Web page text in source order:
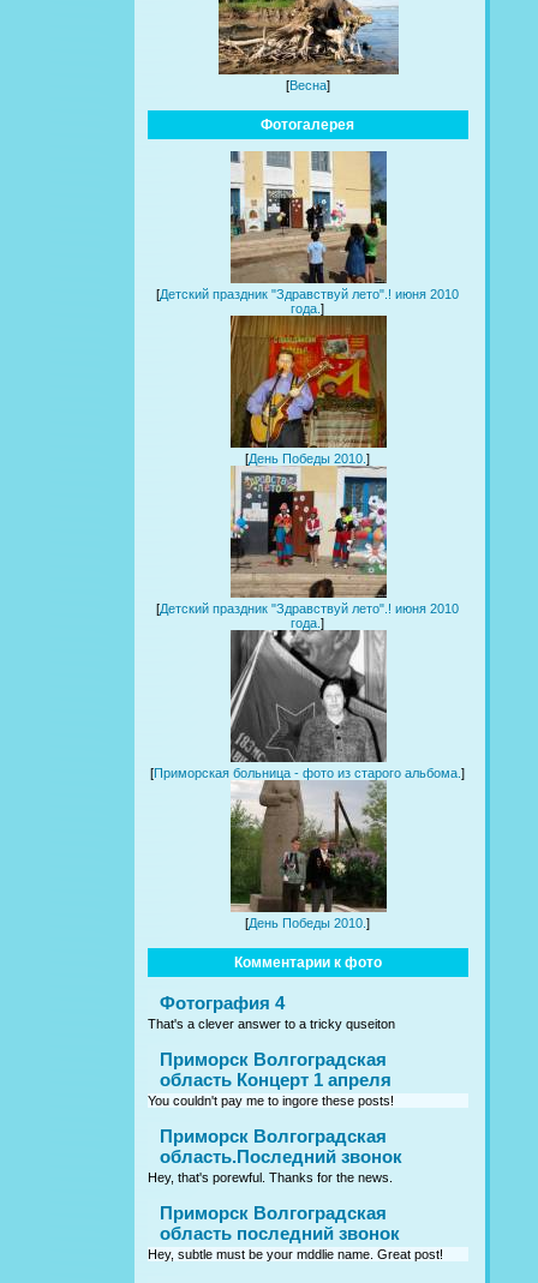
[Весна]
Фотогалерея
[Детский праздник "Здравствуй лето".! июня 2010
года.]
[День Победы 2010.]
[Детский праздник "Здравствуй лето".! июня 2010
года.]
[Приморская больница - фото из старого альбома.]
[День Победы 2010.]
Комментарии к фото
Фотография 4
That's a clever answer to a tricky quseiton
Приморск Волгоградская
область Концерт 1 апреля
You couldn't pay me to ingore these posts!
Приморск Волгоградская
область.Последний звонок
Hey, that's porewful. Thanks for the news.
Приморск Волгоградская
область последний звонок
Hey, subtle must be your mddlie name. Great post!